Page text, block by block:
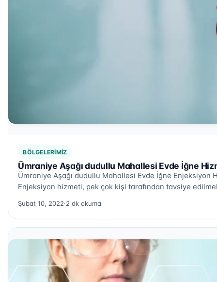
BÖLGELERIMIZ
Ümraniye Aşağı dudullu Mahallesi Evde İğne
Ümraniye Aşağı dudullu Mahallesi Evde İğne Enjeksiyon
Enjeksiyon hizmeti, pek çok kişi tarafından tavsiye
Şubat 10, 2022·2 dk okuma